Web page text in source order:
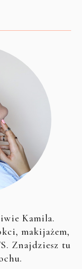
Kamila.
makijażem,
Znajdziesz tu